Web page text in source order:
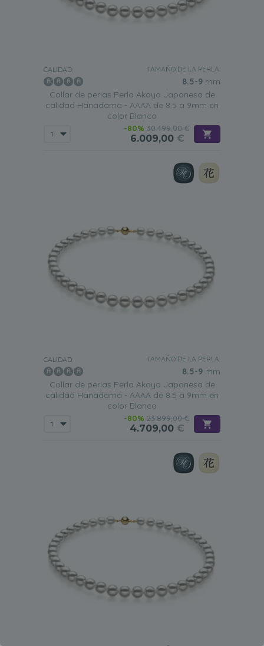
CALIDAD: TAMAÑO DE LA PERLA:
8.5-9 mm
Collar de perlas Perla Akoya Japonesa de
calidad Hanadama - AAAA de 8.5 a 9mm en
color Blanco
-80% 30.499,00 €
6.009,00 €
CALIDAD: TAMAÑO DE LA PERLA:
8.5-9 mm
Collar de perlas Perla Akoya Japonesa de
calidad Hanadama - AAAA de 8.5 a 9mm en
color Blanco
-80% 23.899,00 €
4.709,00 €